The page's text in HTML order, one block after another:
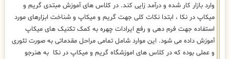
وارد بازار کار شده و درآمد زایی کند. در کلاس های آموزش مبتدی گریم و
میکاپ در نکا ، ابتدا نکات کلی جهت گریم و میکاپ و شناخت ابزارهای مورد
استفاده جهت فرم دهی و رفع ایرادات چهره به کمک تکنیک های میکاپ
آموزش داده می شود. این موارد شامل تمامی مراحل مقدماتی به صورت تئوری
و عملی بوده که در کلاس های اموزشگاه گریم و میکاپ در نکا به هنرجو